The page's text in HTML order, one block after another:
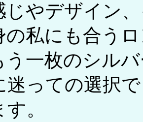
じやデザイン
の私にも合う
う一枚のシル
迷っての選択
。